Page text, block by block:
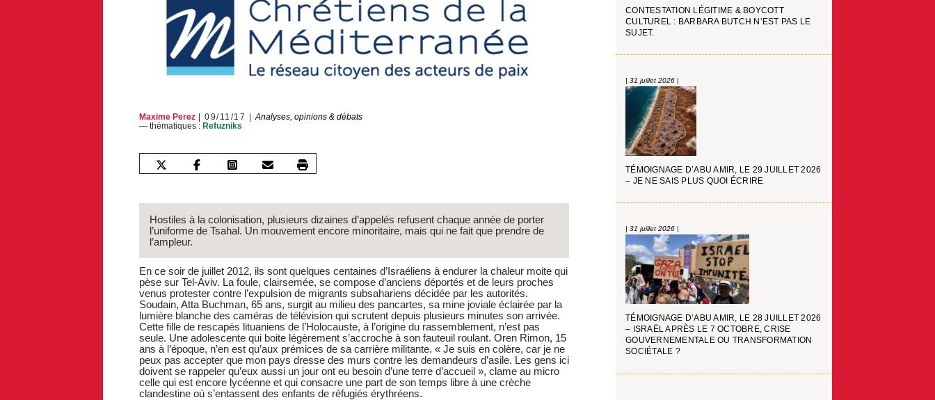
Maxime Perez 09/11/17
Analyses, opinions & débats
— thématiques : Refuzniks
Hostiles à la colonisation, plusieurs dizaines d’appelés refusent chaque année de porter
l’uniforme de Tsahal. Un mouvement encore minoritaire, mais qui ne fait que prendre de
l’ampleur.
En ce soir de juillet 2012, ils sont quelques centaines d’Israéliens à endurer la chaleur moite qui
pèse sur Tel-Aviv. La foule, clairsemée, se compose d’anciens déportés et de leurs proches
venus protester contre l’expulsion de migrants subsahariens décidée par les autorités.
Soudain, Atta Buchman, 65 ans, surgit au milieu des pancartes, sa mine joviale éclairée par la
lumière blanche des caméras de télévision qui scrutent depuis plusieurs minutes son arrivée.
Cette fille de rescapés lituaniens de l’Holocauste, à l’origine du rassemblement, n’est pas
seule. Une adolescente qui boite légèrement s’accroche à son fauteuil roulant. Oren Rimon, 15
ans à l’époque, n’en est qu’aux prémices de sa carrière militante. « Je suis en colère, car je ne
peux pas accepter que mon pays dresse des murs contre les demandeurs d’asile. Les gens ici
doivent se rappeler qu’eux aussi un jour ont eu besoin d’une terre d’accueil », clame au micro
celle qui est encore lycéenne et qui consacre une part de son temps libre à une crèche
clandestine où s’entassent des enfants de réfugiés érythréens.
CONTESTATION LÉGITIME & BOYCOTT
CULTUREL : BARBARA BUTCH N’EST PAS LE
SUJET.
| 31 juillet 2026 |
TÉMOIGNAGE D’ABU AMIR, LE 29 JUILLET 2026
– JE NE SAIS PLUS QUOI ÉCRIRE
| 31 juillet 2026 |
TÉMOIGNAGE D’ABU AMIR, LE 28 JUILLET 2026
– ISRAËL APRÈS LE 7 OCTOBRE, CRISE
GOUVERNEMENTALE OU TRANSFORMATION
SOCIÉTALE ?